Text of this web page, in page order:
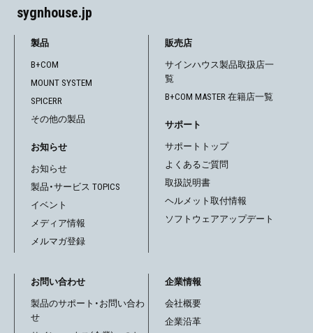
ゲ
ー
シ
ョ
ン
sygnhouse.jp
製品
B+COM
MOUNT SYSTEM
SPICERR
その他の製品
お知らせ
お知らせ
製品・サービス TOPICS
イベント
メディア情報
メルマガ登録
販売店
サインハウス製品取扱店一
覧
B+COM MASTER 在籍店一覧
サポート
サポートトップ
よくあるご質問
取扱説明書
ヘルメット取付情報
ソフトウェアアップデート
お問い合わせ
製品のサポート・お問い合わ
せ
企業情報
会社概要
企業沿革